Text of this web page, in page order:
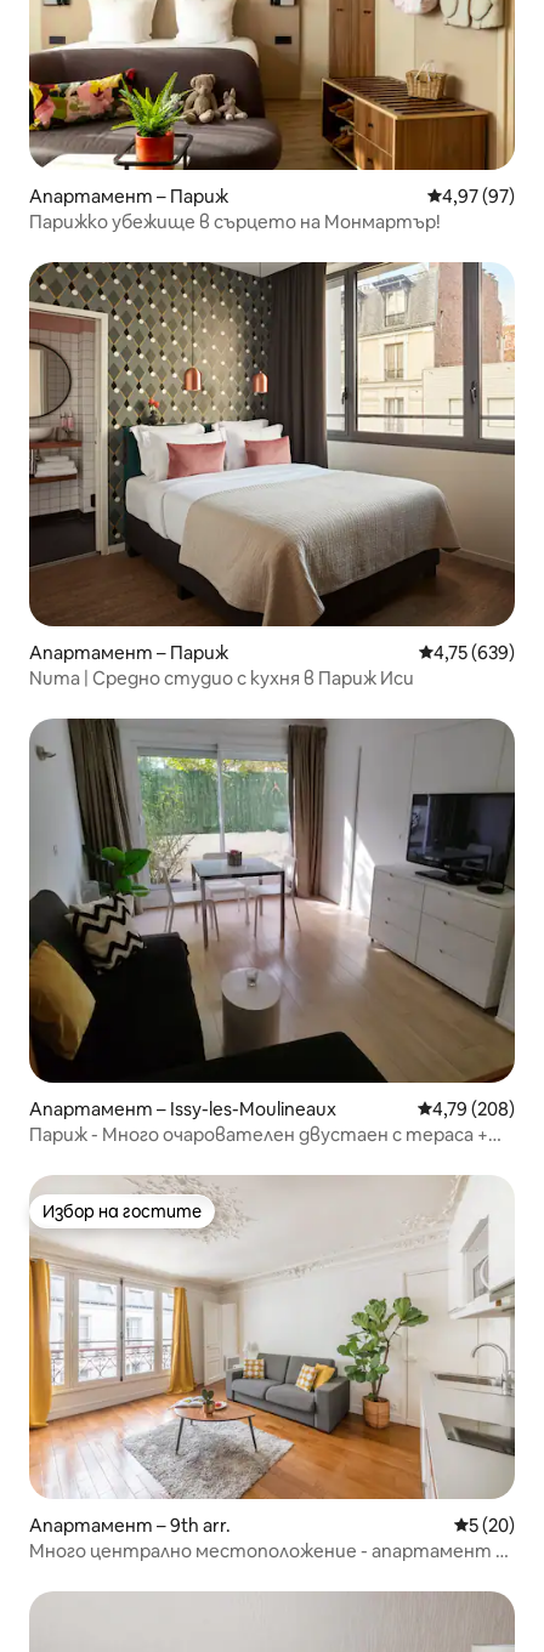
Апартамент – Париж Средна
4,97 (97)
Парижко убежище в сърцето на Монмартър!
Апартамент – Париж Средна
4,75 (639)
Numa | Средно студио с кухня в Париж Иси
Апартамент – Issy-les-Moulineaux Средна
4,79 (208)
Париж - Много очарователен двустаен с тераса +
Избор на гостите
Избор на гостите
Апартамент – 9th arr. Средна
5 (20)
Много централно местоположение - апартамент с